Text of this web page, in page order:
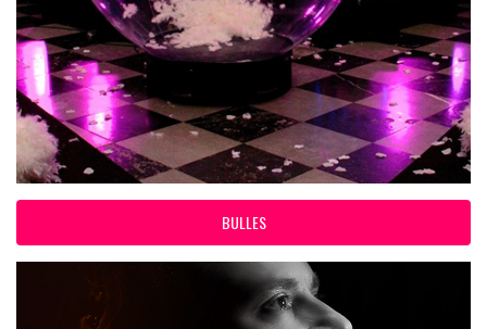
BULLES